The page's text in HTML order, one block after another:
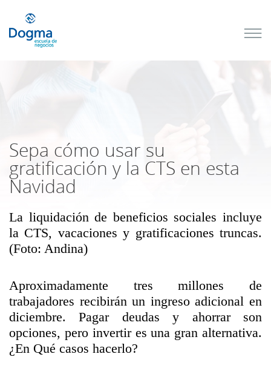
Sepa cómo usar su
gratificación y la CTS en esta
Navidad
La liquidación de beneficios sociales incluye
la CTS, vacaciones y gratificaciones truncas.
(Foto: Andina)
Aproximadamente tres millones de
trabajadores recibirán un ingreso adicional en
diciembre. Pagar deudas y ahorrar son
opciones, pero invertir es una gran alternativa.
¿En Qué casos hacerlo?
próximos